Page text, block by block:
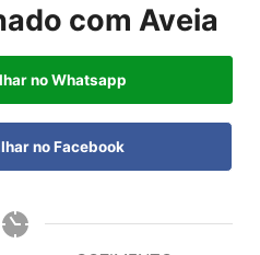
com Aveia
no Whatsapp
no Facebook